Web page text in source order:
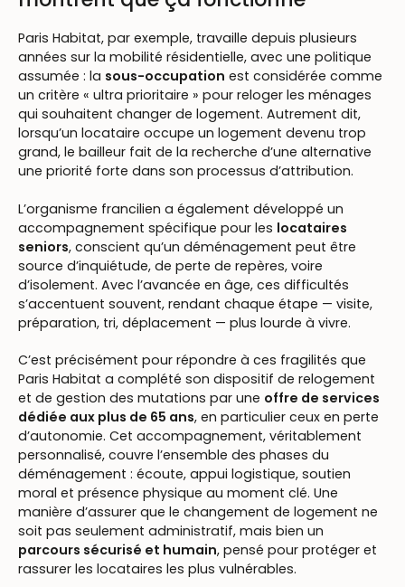
Paris Habitat, par exemple, travaille depuis plusieurs
années sur la mobilité résidentielle, avec une politique
assumée : la sous-occupation est considérée comme
un critère « ultra prioritaire » pour reloger les ménages
qui souhaitent changer de logement. Autrement dit,
lorsqu’un locataire occupe un logement devenu trop
grand, le bailleur fait de la recherche d’une alternative
une priorité forte dans son processus d’attribution.
L’organisme francilien a également développé un
accompagnement spécifique pour les locataires
seniors, conscient qu’un déménagement peut être
source d’inquiétude, de perte de repères, voire
d’isolement. Avec l’avancée en âge, ces difficultés
s’accentuent souvent, rendant chaque étape — visite,
préparation, tri, déplacement — plus lourde à vivre.
C’est précisément pour répondre à ces fragilités que
Paris Habitat a complété son dispositif de relogement
et de gestion des mutations par une offre de services
dédiée aux plus de 65 ans, en particulier ceux en perte
d’autonomie. Cet accompagnement, véritablement
personnalisé, couvre l’ensemble des phases du
déménagement : écoute, appui logistique, soutien
moral et présence physique au moment clé. Une
manière d’assurer que le changement de logement ne
soit pas seulement administratif, mais bien un
parcours sécurisé et humain, pensé pour protéger et
rassurer les locataires les plus vulnérables.